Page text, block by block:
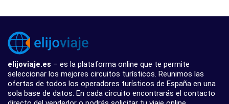
elijoviaje.es – es la plataforma online que te permite
seleccionar los mejores circuitos turísticos. Reunimos las
ofertas de todos los operadores turísticos de España en una
sola base de datos. En cada circuito encontrarás el contacto